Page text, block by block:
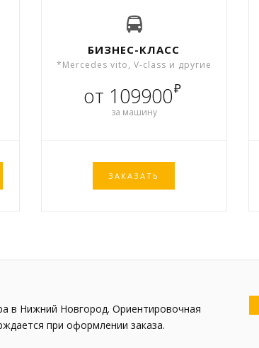
БИЗНЕС-КЛАСС
*Mercedes vito, V-class и другие
от 109900₽
за машину
ЗАКАЗАТЬ
в Нижний Новгород. Ориентировочная
при оформлении заказа.